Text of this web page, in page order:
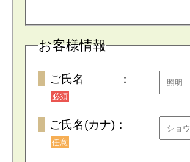
お客様情報
ご氏名 ：
必須
ご氏名(カナ)：
任意